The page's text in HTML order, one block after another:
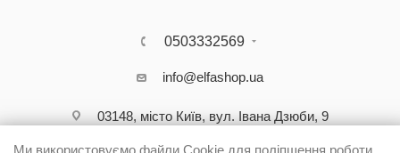
0503332569
info@elfashop.ua
03148, місто Київ, вул. Івана Дзюби, 9
Ми використовуємо файли Cookie для поліпшення роботи,